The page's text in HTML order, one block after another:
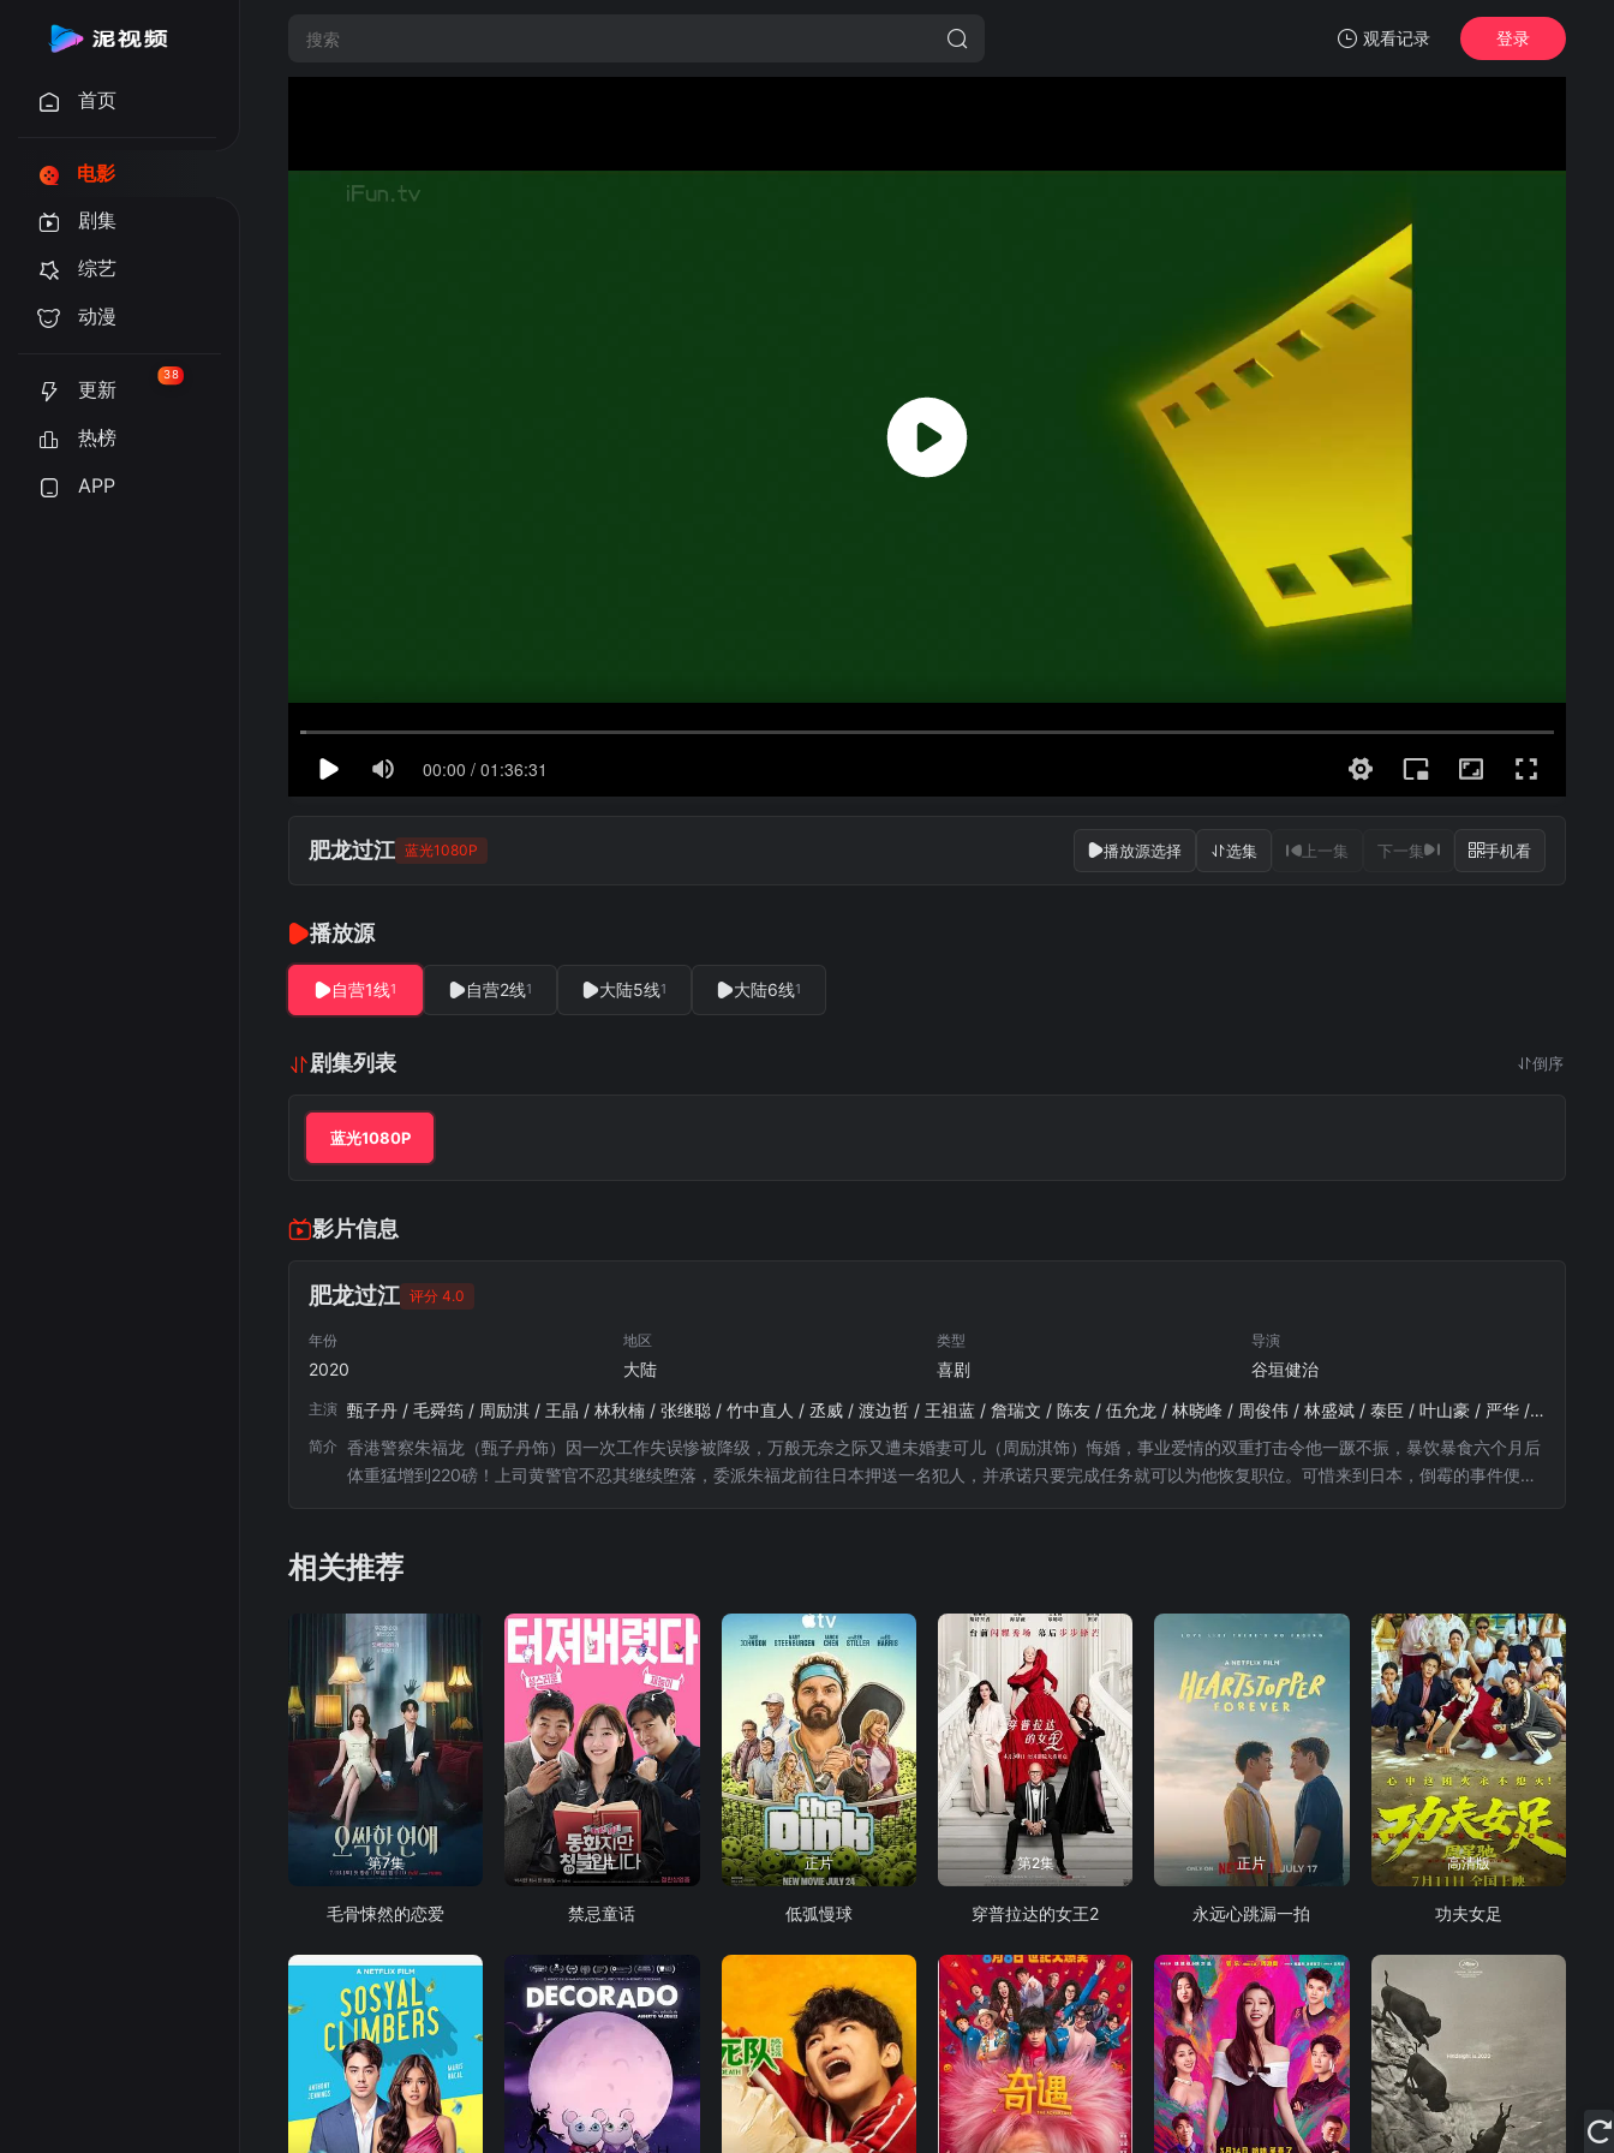
观看记录 登录
首页
电影
剧集
综艺
动漫
更新
38
热榜
APP
肥龙过江 蓝光1080P 播放源选择 选集 上一集 下一集 手机看
播放源
自营1线1 自营2线1 大陆5线1 大陆6线1
剧集列表 倒序
蓝光1080P
影片信息
肥龙过江 评分 4.0
年份
2020
地区
大陆
类型
喜剧
导演
谷垣健治
主演 甄子丹 / 毛舜筠 / 周励淇 / 王晶 / 林秋楠 / 张继聪 / 竹中直人 / 丞威 / 渡边哲 / 王祖蓝 / 詹瑞文 / 陈友 / 伍允龙 / 林晓峰 / 周俊伟 / 林盛斌 / 泰臣 / 叶山豪 / 严华 / 喻亢 / 冯勉恒
简介 香港警察朱福龙（甄子丹饰）因一次工作失误惨被降级，万般无奈之际又遭未婚妻可儿（周励淇饰）悔婚，事业爱情的双重打击令他一蹶不振，暴饮暴食六个月后
体重猛增到220磅！上司黄警官不忍其继续堕落，委派朱福龙前往日本押送一名犯人，并承诺只要完成任务就可以为他恢复职位。可惜来到日本，倒霉的事件便接
相关推荐
第7集
毛骨悚然的恋爱
正片
禁忌童话
正片
低弧慢球
第2集
穿普拉达的女王2
正片
永远心跳漏一拍
高清版
功夫女足